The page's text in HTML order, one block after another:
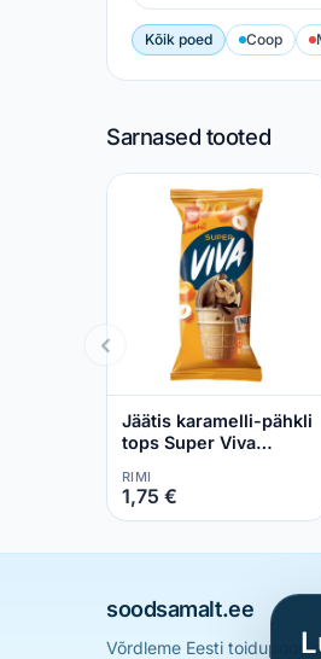
Kõik poed Coop
Sarnased tooted
Jäätis karamelli-pähkli
tops Super Viva
RIMI
1,75 €
soodsamalt.ee
Võrdleme Eesti